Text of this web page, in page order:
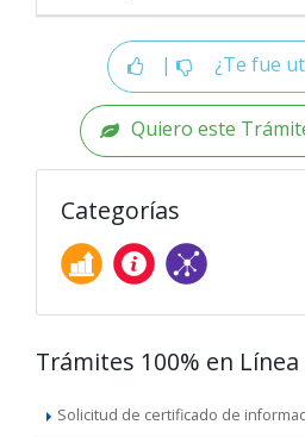
| ¿Te fue
Quiero este
Categorías
Trámites 100% en Línea
Solicitud de certificado de